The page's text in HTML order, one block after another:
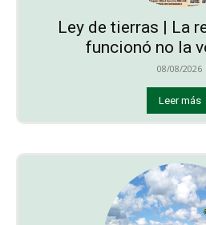
Ley de tierras | La
funcionó no la
08/08/2026
Leer más